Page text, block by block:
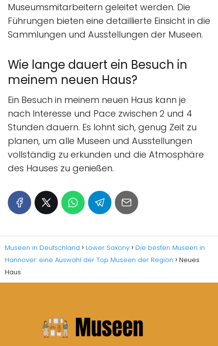
Museumsmitarbeitern geleitet werden. Die
Führungen bieten eine detaillierte Einsicht in die
Sammlungen und Ausstellungen der Museen.
Wie lange dauert ein Besuch in
meinem neuen Haus?
Ein Besuch in meinem neuen Haus kann je
nach Interesse und Pace zwischen 2 und 4
Stunden dauern. Es lohnt sich, genug Zeit zu
planen, um alle Museen und Ausstellungen
vollständig zu erkunden und die Atmosphäre
des Hauses zu genießen.
Museen in Deutschland Lower Saxony
Die besten Museen in
Hannover: eine Auswahl der Top Museen der Region
Neues
Haus